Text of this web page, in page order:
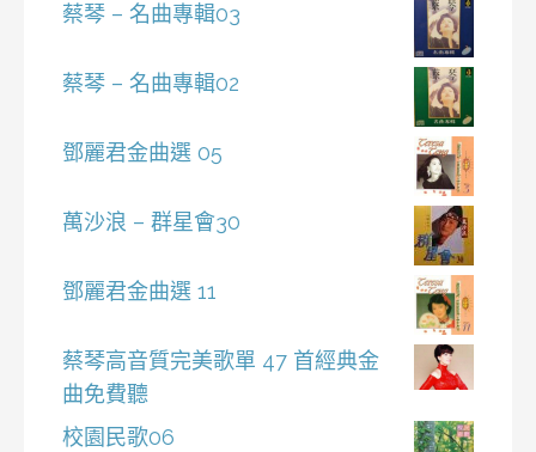
蔡琴 – 名曲專輯03
蔡琴 – 名曲專輯02
鄧麗君金曲選 05
萬沙浪 – 群星會30
鄧麗君金曲選 11
蔡琴高音質完美歌單 47 首經典金
曲免費聽
校園民歌06